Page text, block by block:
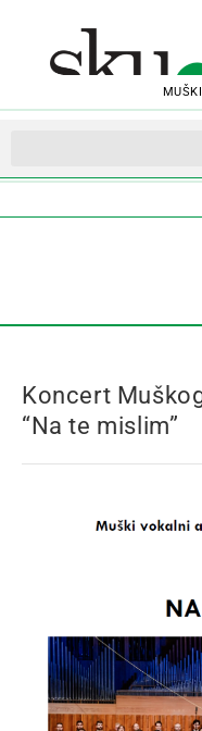
Koncert
“Na te mislim”